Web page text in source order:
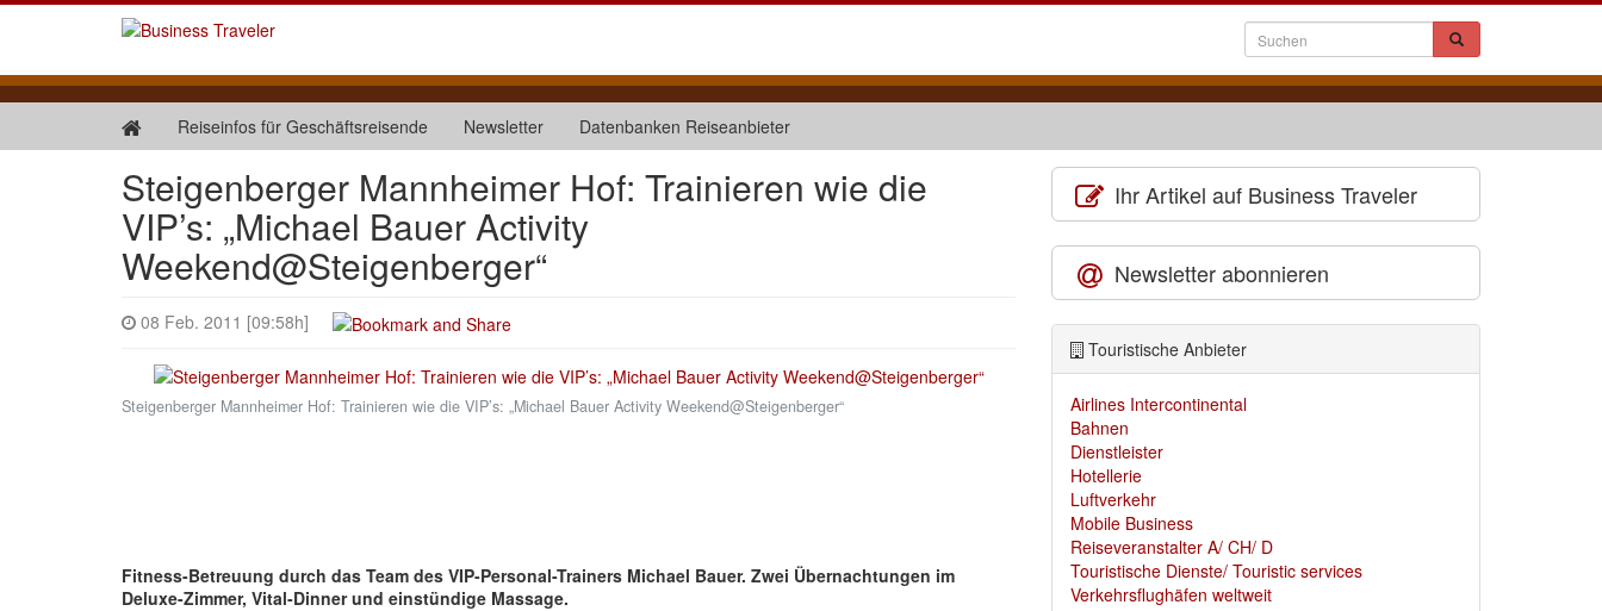
Reiseinfos für Geschäftsreisende Newsletter Datenbanken Reiseanbieter
Steigenberger Mannheimer Hof: Trainieren wie die
VIP’s: „Michael Bauer Activity
Weekend@Steigenberger“
08 Feb. 2011 [09:58h]
Steigenberger Mannheimer Hof: Trainieren wie die VIP’s: „Michael Bauer Activity Weekend@Steigenberger“
Fitness-Betreuung durch das Team des VIP-Personal-Trainers Michael Bauer. Zwei Übernachtungen im
Deluxe-Zimmer, Vital-Dinner und einstündige Massage.
Ihr Artikel auf Business Traveler
Newsletter abonnieren
Touristische Anbieter
Airlines Intercontinental
Bahnen
Dienstleister
Hotellerie
Luftverkehr
Mobile Business
Reiseveranstalter A/ CH/ D
Touristische Dienste/ Touristic services
Verkehrsflughäfen weltweit